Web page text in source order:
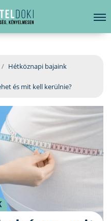
Hétköznapi bajaink
és mit kell kerülnie?